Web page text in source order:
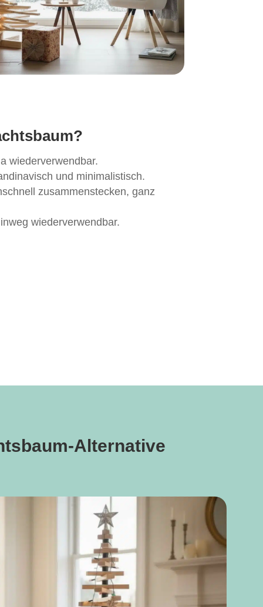
wiederverwendbar.
und minimalistisch.
zusammenstecken, ganz
wiederverwendbar.
Alternative